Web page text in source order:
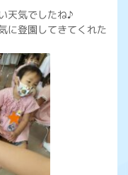
天気でしたね♪
に登園してきてくれた